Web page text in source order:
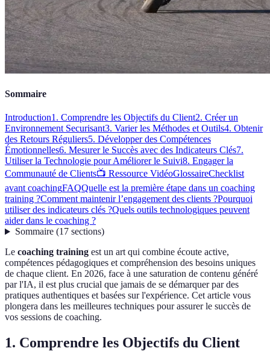
Sommaire
Introduction1. Comprendre les Objectifs du Client2. Créer un
Environnement Securisant3. Varier les Méthodes et Outils4. Obtenir
des Retours Réguliers5. Développer des Compétences
Émotionnelles6. Mesurer le Succès avec des Indicateurs Clés7.
Utiliser la Technologie pour Améliorer le Suivi8. Engager la
Communauté de Clients📺 Ressource VidéoGlossaireChecklist
avant coachingFAQQuelle est la première étape dans un coaching
training ?Comment maintenir l’engagement des clients ?Pourquoi
utiliser des indicateurs clés ?Quels outils technologiques peuvent
aider dans le coaching ?
Sommaire(17 sections)
Le coaching training est un art qui combine écoute active,
compétences pédagogiques et compréhension des besoins uniques
de chaque client. En 2026, face à une saturation de contenu généré
par l'IA, il est plus crucial que jamais de se démarquer par des
pratiques authentiques et basées sur l'expérience. Cet article vous
plongera dans les meilleures techniques pour assurer le succès de
vos sessions de coaching.
1. Comprendre les Objectifs du Client